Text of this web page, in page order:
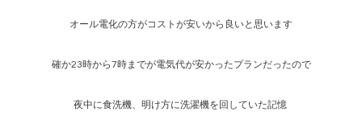
オール電化の方がコストが安いから良いと思います
確か23時から7時までが電気代が安かったプランだったので
夜中に食洗機、明け方に洗濯機を回していた記憶